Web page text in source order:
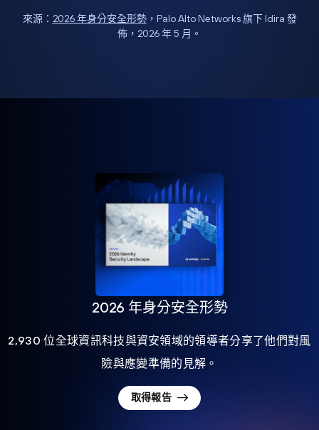
來源： 2026 年身分安全形勢，Palo Alto Networks 旗下 Idira 發
佈，2026 年 5 月。
2026 年身分安全形勢
2,930 位全球資訊科技與資安領域的領導者分享了他們對風
險與應變準備的見解。
取得報告